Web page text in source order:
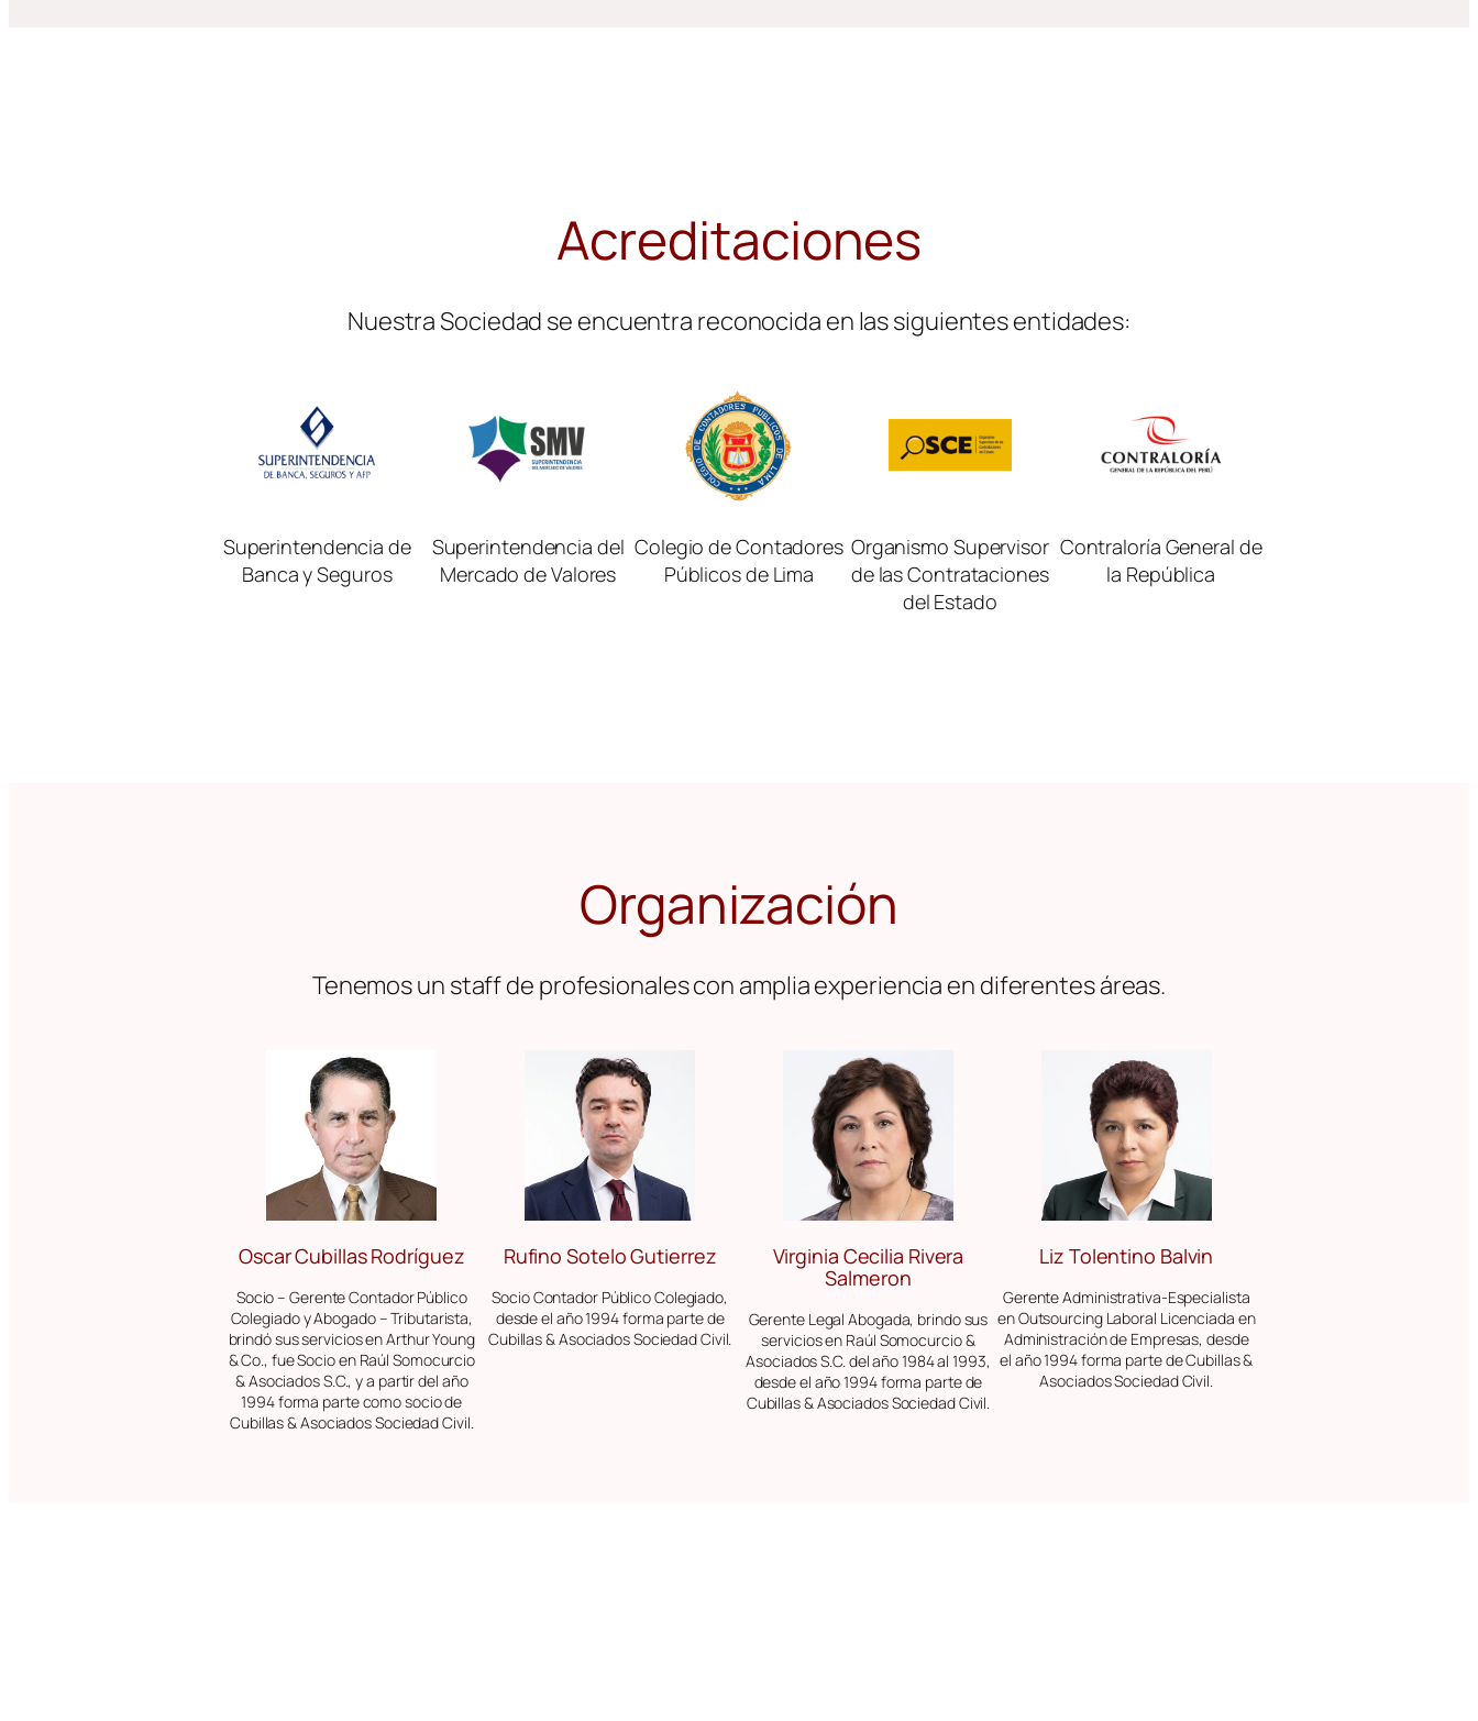
Acreditaciones
Nuestra Sociedad se encuentra reconocida en las siguientes entidades:
Superintendencia de
Banca y Seguros
Superintendencia del
Mercado de Valores
Colegio de Contadores
Públicos de Lima
Organismo Supervisor
de las Contrataciones
del Estado
Contraloría General de
la República
Organización
Tenemos un staff de profesionales con amplia experiencia en diferentes áreas.
Oscar Cubillas Rodríguez
Socio – Gerente Contador Público
Colegiado y Abogado – Tributarista,
brindó sus servicios en Arthur Young
& Co., fue Socio en Raúl Somocurcio
& Asociados S.C., y a partir del año
1994 forma parte como socio de
Cubillas & Asociados Sociedad Civil.
Rufino Sotelo Gutierrez
Socio Contador Público Colegiado,
desde el año 1994 forma parte de
Cubillas & Asociados Sociedad Civil.
Virginia Cecilia Rivera
Salmeron
Gerente Legal Abogada, brindo sus
servicios en Raúl Somocurcio &
Asociados S.C. del año 1984 al 1993,
desde el año 1994 forma parte de
Cubillas & Asociados Sociedad Civil.
Liz Tolentino Balvin
Gerente Administrativa-Especialista
en Outsourcing Laboral Licenciada en
Administración de Empresas, desde
el año 1994 forma parte de Cubillas &
Asociados Sociedad Civil.